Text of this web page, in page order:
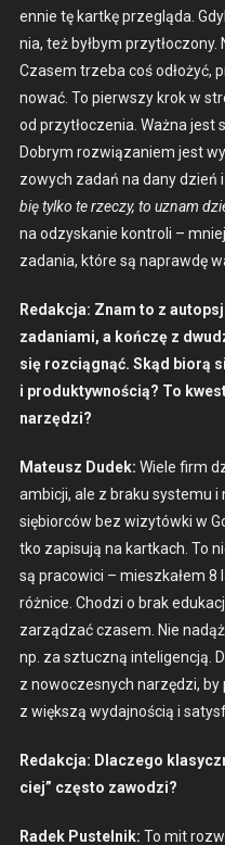
en­nie tę kartkę przeglą­da.
nia, też byłbym
Cza­sem trze­ba coś odłożyć,
nować. To pier­wszy krok w
od przytłoczenia. Waż­na jest
Dobrym rozwiązaniem jest
zowych zadań na dany dzień
bię tylko te rzeczy, to uznam
na odzyskanie kon­troli –
zada­nia, które są naprawdę
Redakc­ja: Znam to z
zada­ni­a­mi, a kończę z
się roz­ciągnąć. Skąd biorą
i pro­duk­ty­wnoś­cią? To
narzędzi?
Mateusz Dudek: Wiele firm
ambicji, ale z braku sys­te­mu
siębior­ców bez wiz­ytów­ki w
tko zapisu­ją na kartkach. To
są pra­cowici – mieszkałem 8
różnice. Chodzi o brak
zarządzać cza­sem. Nie
np. za sztuczną inteligencją.
z nowoczes­nych narzędzi,
z więk­szą wyda­jnoś­cią i
Redakc­ja: Dlaczego
ciej” częs­to zawodzi?
Radek Pustel­nik: To mit